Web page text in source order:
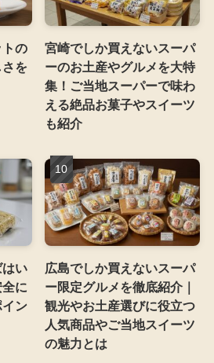
の
を
宮崎でしか買えないスーパ
ーのお土産やグルメを大特
集！ご当地スーパーで味わ
える絶品お菓子やスイーツ
も紹介
い
に
ン
広島でしか買えないスーパ
ー限定グルメを徹底紹介｜
観光やお土産選びに役立つ
人気商品やご当地スイーツ
の魅力とは